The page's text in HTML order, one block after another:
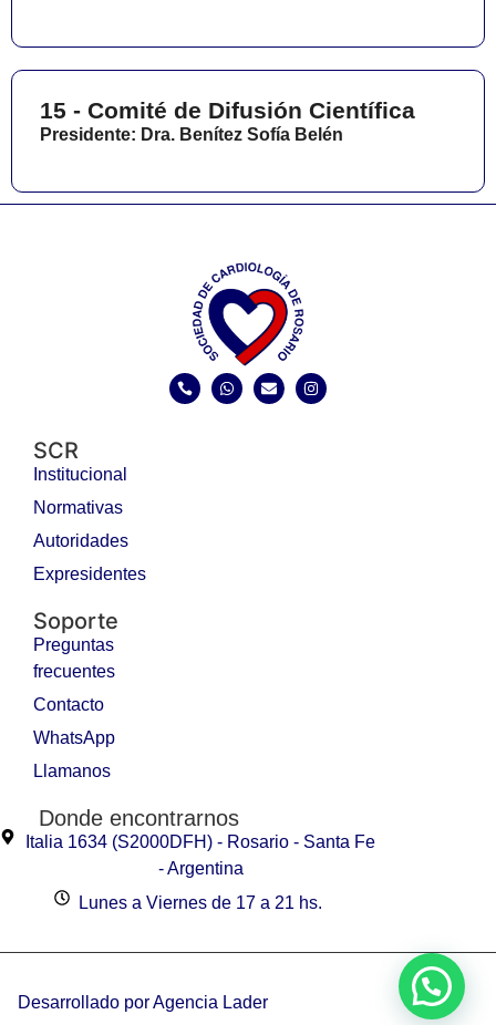
15 - Comité de Difusión Científica
Presidente: Dra. Benítez Sofía Belén
SCR
Institucional
Normativas
Autoridades
Expresidentes
Soporte
Preguntas
frecuentes
Contacto
WhatsApp
Llamanos
Donde encontrarnos
Italia 1634 (S2000DFH) - Rosario - Santa Fe
- Argentina
Lunes a Viernes de 17 a 21 hs.
Desarrollado por Agencia Lader